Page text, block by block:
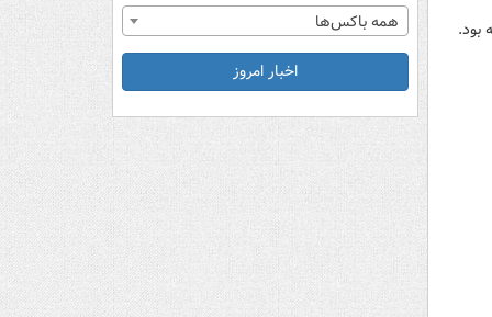
بود.
همه باکس‌ها
اخبار امروز